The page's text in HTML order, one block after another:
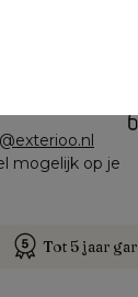
mogelijk op je
Tot 5 jaar